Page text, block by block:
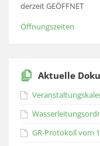
derzeit GEÖFFNET
Öffnungszeiten
Aktuelle
GR-Protokoll vom